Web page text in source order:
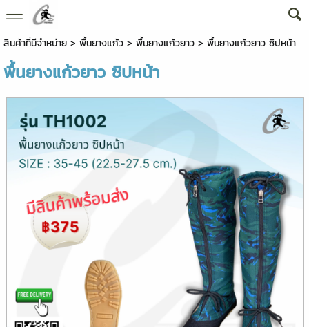
สินค้าที่มีจำหน่าย> พื้นยางแก้ว> พื้นยางแก้วยาว> พื้นยางแก้วยาว ซิปหน้า
พื้นยางแก้วยาว ซิปหน้า